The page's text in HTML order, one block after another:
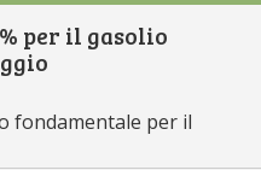
per il gasolio
fondamentale per il